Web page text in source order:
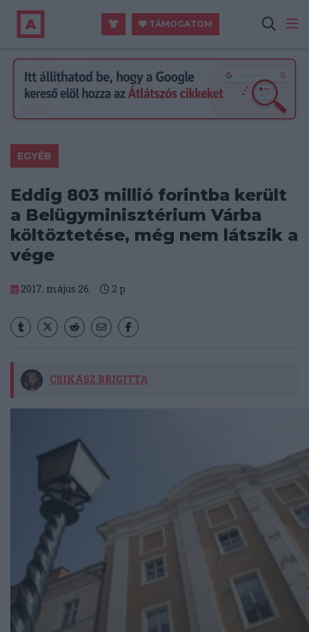
TÁMOGATOM
EGYÉB
Eddig 803 millió forintba került
a Belügyminisztérium Várba
költöztetése, még nem látszik a
vége
2017. május 26. 2 p
CSIKÁSZ BRIGITTA